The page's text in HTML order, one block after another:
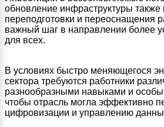
обновление инфраструктуры также
переподготовки и переоснащения
важный шаг в направлении более
для всех.
В условиях быстро меняющегося
сектора требуются работники
разнообразными навыками и
чтобы отрасль могла эффективно
цифровизации и управлению